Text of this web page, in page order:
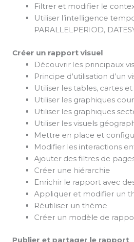
Filtrer et modifier le
Utiliser l’intelligence
PARALLELPERIOD,
Créer un rapport visuel
Découvrir les principaux
Principe d’utilisation d’un
Utiliser les tables, cartes
Utiliser les graphiques
Utiliser les graphiques
Utiliser les visuels
Mettre en place et
Modifier les interactions
Ajouter des filtres de
Créer une hiérarchie
Enrichir le rapport avec
Appliquer et modifier un
Réutiliser un thème
Créer un modèle de
Publier et partager le rapport